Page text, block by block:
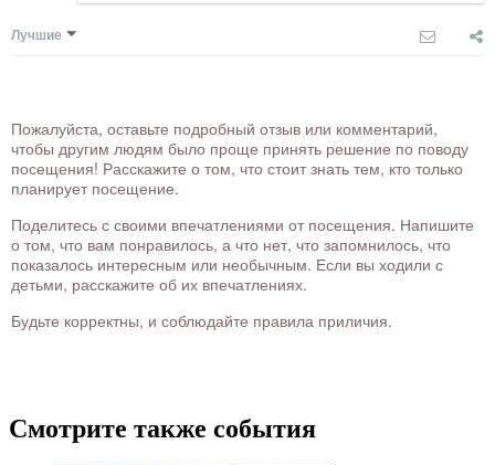
Лучшие
Пожалуйста, оставьте подробный отзыв или комментарий,
чтобы другим людям было проще принять решение по поводу
посещения! Расскажите о том, что стоит знать тем, кто только
планирует посещение.
Поделитесь с своими впечатлениями от посещения. Напишите
о том, что вам понравилось, а что нет, что запомнилось, что
показалось интересным или необычным. Если вы ходили с
детьми, расскажите об их впечатлениях.
Будьте корректны, и соблюдайте правила приличия.
Смотрите также события